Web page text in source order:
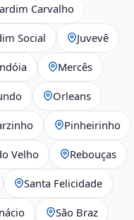
Carvalho
Social Juvevê
Mercês
Orleans
Pinheirinho
Velho Rebouças
Santa Felicidade
São Braz